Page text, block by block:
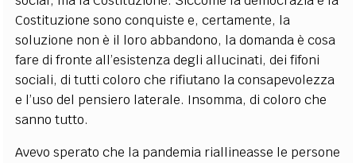
Costituzione sono conquiste e, certamente, la
soluzione non è il loro abbandono, la domanda è cosa
fare di fronte all’esistenza degli allucinati, dei fifoni
sociali, di tutti coloro che rifiutano la consapevolezza
e l’uso del pensiero laterale. Insomma, di coloro che
sanno tutto.
Avevo sperato che la pandemia riallineasse le persone